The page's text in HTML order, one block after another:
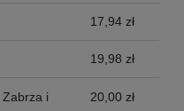
17,94 zł
19,98 zł
i
20,00 zł